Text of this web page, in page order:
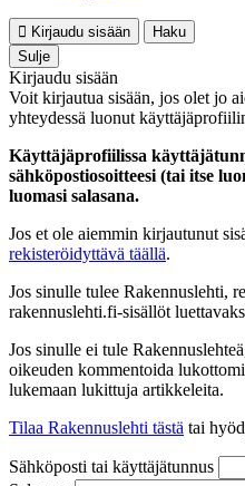
Kirjaudu sisään
Haku
Sulje
Kirjaudu sisään
Voit kirjautua sisään, jos olet jo
yhteydessä luonut
Käyttäjäprofiilissa
sähköpostiosoitteesi (tai itse
luomasi salasana.
Jos et ole aiemmin kirjautunut
rekisteröidyttävä täällä.
Jos sinulle tulee Rakennuslehti,
rakennuslehti.fi-sisällöt
Jos sinulle ei tule
oikeuden kommentoida
lukemaan lukittuja artikkeleita.
Tilaa Rakennuslehti tästä tai
Sähköposti tai käyttäjätunnus